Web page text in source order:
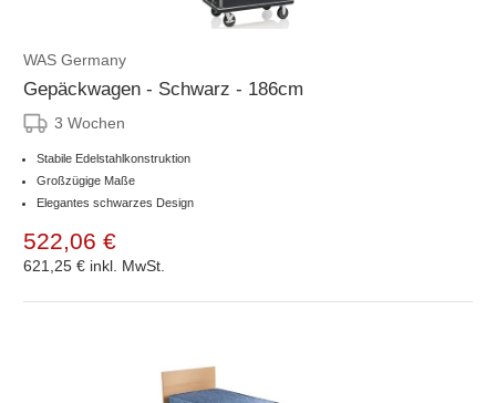
WAS Germany
Gepäckwagen - Schwarz - 186cm
3 Wochen
Stabile Edelstahlkonstruktion
Großzügige Maße
Elegantes schwarzes Design
522,06 €
621,25 € inkl. MwSt.